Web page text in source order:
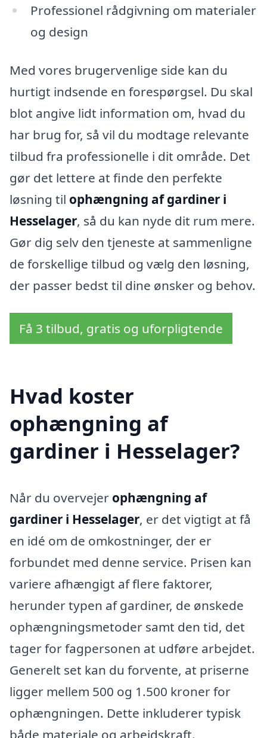
Professionel rådgivning om materialer
og design
Med vores brugervenlige side kan du
hurtigt indsende en forespørgsel. Du skal
blot angive lidt information om, hvad du
har brug for, så vil du modtage relevante
tilbud fra professionelle i dit område. Det
gør det lettere at finde den perfekte
løsning til ophængning af gardiner i
Hesselager, så du kan nyde dit rum mere.
Gør dig selv den tjeneste at sammenligne
de forskellige tilbud og vælg den løsning,
der passer bedst til dine ønsker og behov.
Få 3 tilbud, gratis og uforpligtende
Hvad koster
ophængning af
gardiner i Hesselager?
Når du overvejer ophængning af
gardiner i Hesselager, er det vigtigt at få
en idé om de omkostninger, der er
forbundet med denne service. Prisen kan
variere afhængigt af flere faktorer,
herunder typen af gardiner, de ønskede
ophængningsmetoder samt den tid, det
tager for fagpersonen at udføre arbejdet.
Generelt set kan du forvente, at priserne
ligger mellem 500 og 1.500 kroner for
ophængningen. Dette inkluderer typisk
både materiale og arbejdskraft.